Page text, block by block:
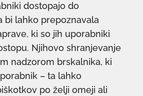
dostopajo do
bi lahko prepoznavala
ki so jih uporabniki
Njihovo shranjevanje
nadzorom brskalnika, ki
– ta lahko
po želji omeji ali